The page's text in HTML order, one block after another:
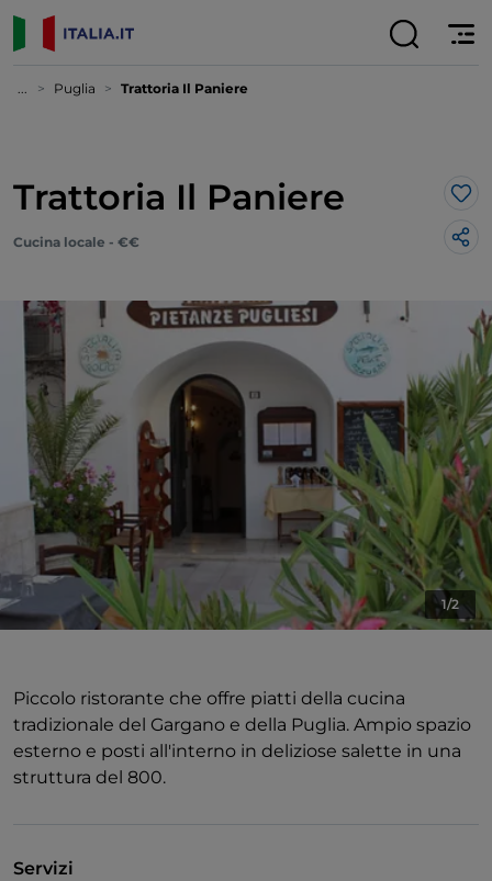
... Puglia Trattoria Il Paniere
Trattoria Il Paniere
Cucina locale - €€
1/2
Piccolo ristorante che offre piatti della cucina
tradizionale del Gargano e della Puglia. Ampio spazio
esterno e posti all'interno in deliziose salette in una
struttura del 800.
Servizi